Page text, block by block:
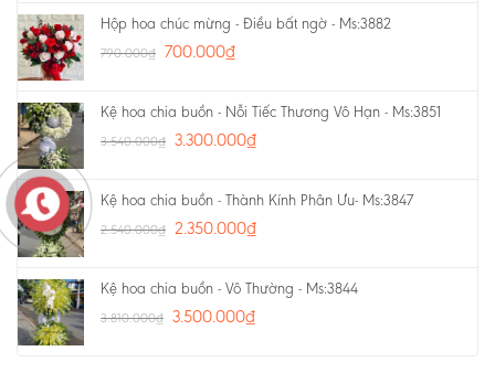
Hộp hoa chúc mừng - Điều bất ngờ - Ms:3882
790.000₫ 700.000₫
Kệ hoa chia buồn - Nỗi Tiếc Thương Vô Hạn - Ms:3851
3.540.000₫ 3.300.000₫
Kệ hoa chia buồn - Thành Kính Phân Ưu- Ms:3847
2.540.000₫ 2.350.000₫
Kệ hoa chia buồn - Vô Thường - Ms:3844
3.810.000₫ 3.500.000₫